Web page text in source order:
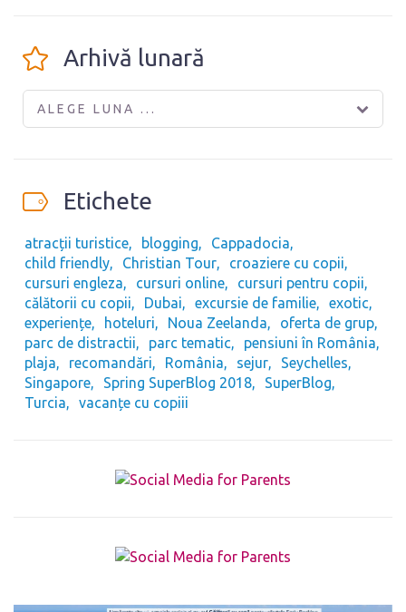
Arhivă lunară
ALEGE LUNA ...
Etichete
atracții turistice blogging
Cappadocia
child friendly
Christian Tour
croaziere cu copii
cursuri engleza
cursuri online
cursuri pentru copii
călătorii cu copii
Dubai excursie de familie
exotic
experiențe
hoteluri Noua Zeelanda
oferta de grup
parc de distractii
parc tematic
pensiuni în România
plaja
recomandări România sejur
Seychelles
Singapore
Spring SuperBlog 2018
SuperBlog
Turcia
vacanțe cu copiii